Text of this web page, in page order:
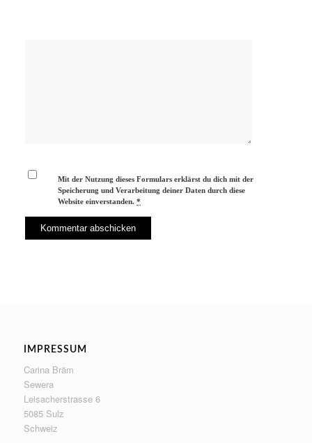
Mit der Nutzung dieses Formulars erklärst du dich mit der
Speicherung und Verarbeitung deiner Daten durch diese
Website einverstanden.*
IMPRESSUM
Carina Bräm
Sewera
Leisacherstrasse 6
5085 Sulz
Schweiz